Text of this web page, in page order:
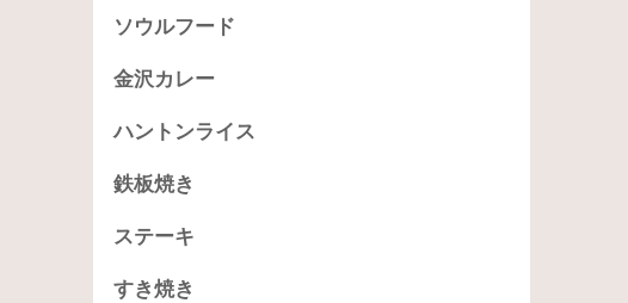
ソウルフード
金沢カレー
ハントンライス
鉄板焼き
ステーキ
すき焼き